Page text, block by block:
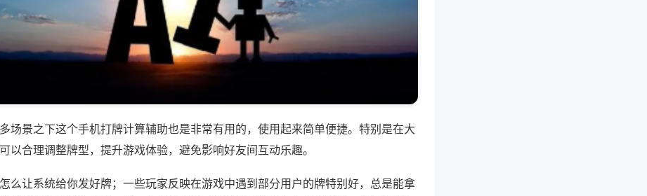
场景之下这个手机打牌计算辅助也是非常有用的，使用起来简单便捷。特别是在大
以合理调整牌型，提升游戏体验，避免影响好友间互动乐趣。
么让系统给你发好牌；一些玩家反映在游戏中遇到部分用户的牌特别好，总是能拿